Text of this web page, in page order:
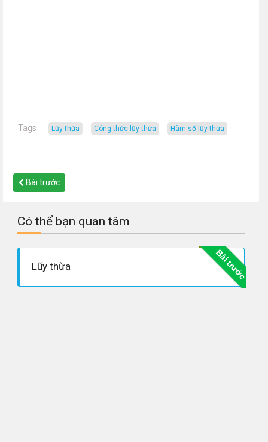
Tags lũy thừa công thức lũy thừa hàm số lũy thừa
Bài trước
Có thể bạn quan tâm
Bài trước
Lũy thừa